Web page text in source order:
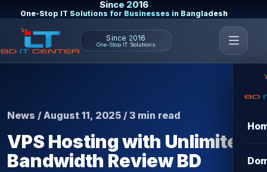
Since 2016
One-Stop IT Solutions for Businesses in Bangladesh
Since 2016
One-Stop IT Solutions
News / August 11, 2025 / 3 min read
VPS Hosting with Unlimited
Bandwidth Review BD